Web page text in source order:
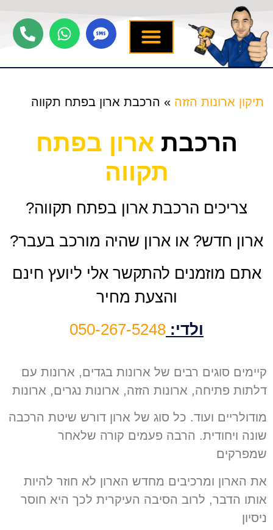
תיקון ארונות הזזה » הרכבת ארון בפתח תקווה
הרכבת ארון בפתח
תקווה
צריכים הרכבת ארון בפתח תקווה?
ארון חדש? או ארון שהיה מורכב בעבר?
אתם מוזמנים להתקשר אלי ליועץ חינם
והצעת מחיר
ולדי: 050-267-5248
קיימים סוגים רבים של ארונות בגדים, ארונות עם
דלתות פתיחה, ארונות הזזה, ארונות נגרים, ארונות
מודולריים ועוד. כל סוג של ארון דורש שיטת הרכבה
שונה ויחודית. הרבה פעמים קורה שלאחר
שמפרקים
את הארון ומרכיבים מחדש הארון לא חוזר להיות
אותו הדבר, לרוב הסיבה העיקרית לכך היא חוסר
ניסיון